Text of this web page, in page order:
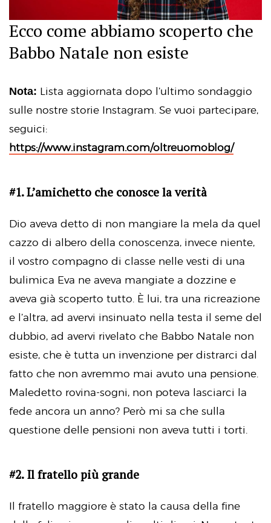
Ecco come abbiamo scoperto che
Babbo Natale non esiste
Nota: Lista aggiornata dopo l’ultimo sondaggio
sulle nostre storie Instagram. Se vuoi partecipare,
seguici:
https://www.instagram.com/oltreuomoblog/
#1. L’amichetto che conosce la verità
Dio aveva detto di non mangiare la mela da quel
cazzo di albero della conoscenza, invece niente,
il vostro compagno di classe nelle vesti di una
bulimica Eva ne aveva mangiate a dozzine e
aveva già scoperto tutto. È lui, tra una ricreazione
e l’altra, ad avervi insinuato nella testa il seme del
dubbio, ad avervi rivelato che Babbo Natale non
esiste, che è tutta un invenzione per distrarci dal
fatto che non avremmo mai avuto una pensione.
Maledetto rovina-sogni, non poteva lasciarci la
fede ancora un anno? Però mi sa che sulla
questione delle pensioni non aveva tutti i torti.
#2. Il fratello più grande
Il fratello maggiore è stato la causa della fine